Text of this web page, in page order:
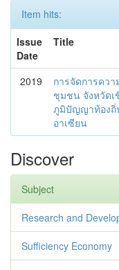
Item hits:
Issue
Date
Title
2019
การจัดการคว
ชุมชน จังหวัดเ
ภูมิปัญญาท้องถิ่
อาเซียน
Discover
Subject
Research and
Sufficiency Economy